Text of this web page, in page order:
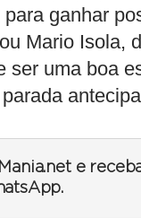
ganhar
Mario Isola,
ser uma boa
e